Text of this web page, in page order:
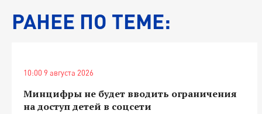
РАНЕЕ ПО ТЕМЕ:
10:00 9 августа 2026
Минцифры не будет вводить ограничения
на доступ детей в соцсети